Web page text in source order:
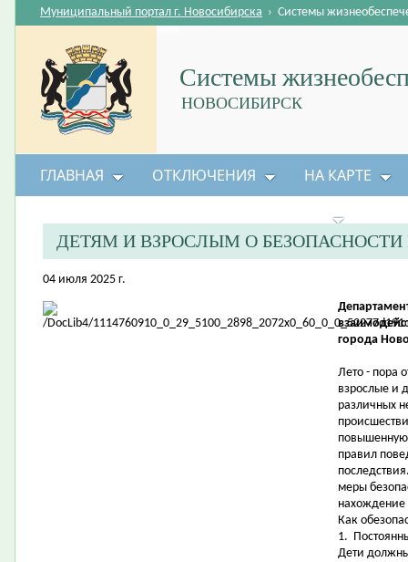
Системы
НОВОСИБИРСК
Муниципальный портал г. Новосибирска › Системы
ГЛАВНАЯ ОТКЛЮЧЕНИЯ НА КАРТЕ
ДЕТЯМ И ВЗРОСЛЫМ О
04 июля 2025 г.
города
Лето - пора
взрослые и
различных
повышенную
правил
меры
нахождение
Как
1.
Дети